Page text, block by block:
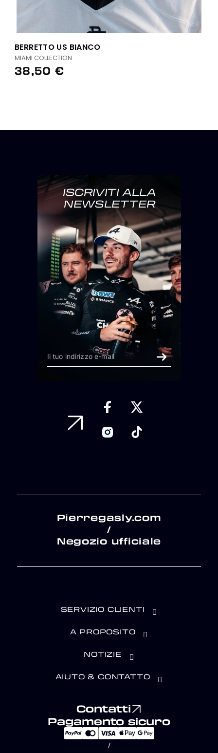
BERRETTO US BIANCO
MIAMI COLLECTION
38,50 €
ISCRIVITI ALLA
NEWSLETTER
Pierregasly.com
/
Negozio ufficiale
SERVIZIO CLIENTI
A PROPOSITO
NOTIZIE
AIUTO & CONTATTO
Contatti
Pagamento sicuro
/